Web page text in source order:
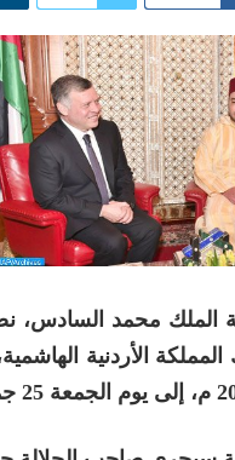
الملك محمد السادس،